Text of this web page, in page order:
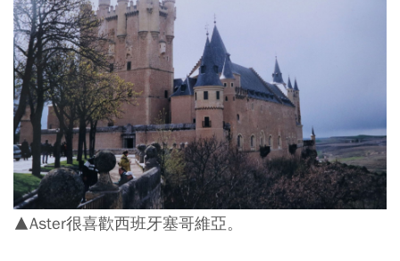
▲Aster很喜歡西班牙塞哥維亞。